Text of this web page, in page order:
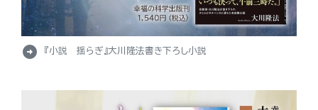
arrow_circle_right 『小説 揺らぎ』大川隆法書き下ろし小説